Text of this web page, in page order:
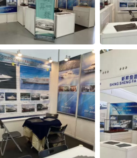
48 Fuß Hochsee-
Fischereiboot